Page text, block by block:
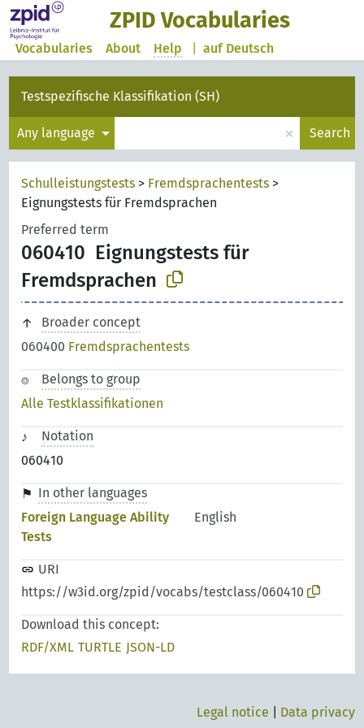
ZPID Vocabularies
auf Deutsch
Vocabularies About Help
Testspezifische Klassifikation (SH)
Any language × Search
Schulleistungstests > Fremdsprachentests >
Eignungstests für Fremdsprachen
Preferred term
060410 Eignungstests für
Fremdsprachen
Broader concept
060400 Fremdsprachentests
Belongs to group
Alle Testklassifikationen
Notation
060410
In other languages
Foreign Language Ability
Tests
English
URI
https://w3id.org/zpid/vocabs/testclass/060410
Download this concept:
RDF/XML TURTLE JSON-LD
Legal notice Data privacy